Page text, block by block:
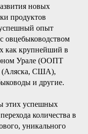
новых
продуктов
опыт
овцебыководством
как крупнейший в
Урале (ООПТ
(Аляска, США),
и другие.
этих успешных
количества в
уникального